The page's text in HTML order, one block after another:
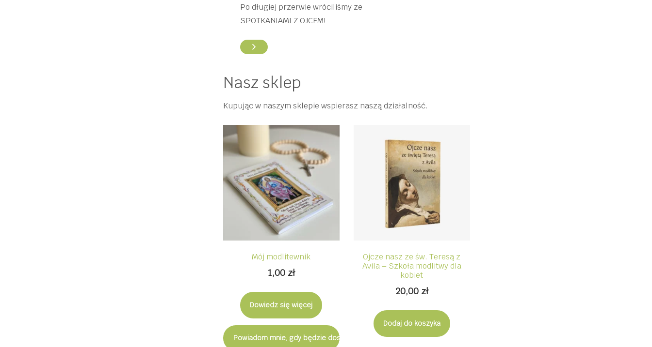
Po długiej przerwie wróciliśmy ze
SPOTKANIAMI Z OJCEM!
Nasz sklep
Kupując w naszym sklepie wspierasz naszą działalność.
Mój modlitewnik
1,00 zł
Dowiedz się więcej
Powiadom mnie, gdy będzie dostępny
Ojcze nasz ze św. Teresą z
Avila – Szkoła modlitwy dla
kobiet
20,00 zł
Dodaj do koszyka